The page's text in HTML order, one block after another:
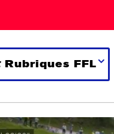
Rubriques FFL